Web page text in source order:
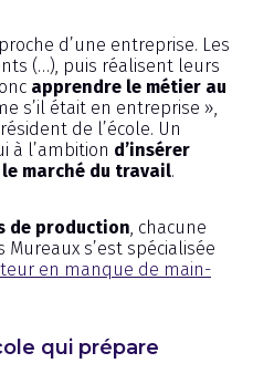
d’une entreprise. Les
(…), puis réalisent leurs
apprendre le métier au
s’il était en entreprise »,
de l’école. Un
à l’ambition d’insérer
marché du travail.
de production , chacune
Mureaux s’est spécialisée
en manque de main-
qui prépare